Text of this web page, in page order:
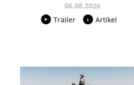
06.08.2026
Trailer
Artikel